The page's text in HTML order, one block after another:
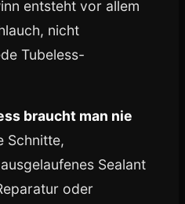
entsteht vor allem
nicht
Tubeless-
braucht man nie
Schnitte,
Sealant
oder